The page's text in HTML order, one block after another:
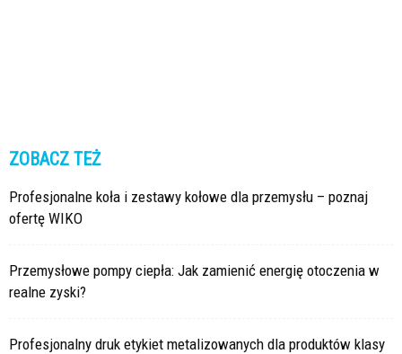
ZOBACZ TEŻ
Profesjonalne koła i zestawy kołowe dla przemysłu – poznaj
ofertę WIKO
Przemysłowe pompy ciepła: Jak zamienić energię otoczenia w
realne zyski?
Profesjonalny druk etykiet metalizowanych dla produktów klasy